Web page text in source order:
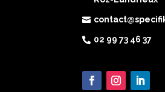

 02 99 73 46 37